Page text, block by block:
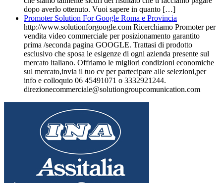
dopo averlo ottenuto. Vuoi sapere in quanto […]
Promoter Solution For Google Roma e Provincia
http://www.solutionforgoogle.com Ricerchiamo Promoter per
vendita video commerciale per posizionamento garantito
prima /seconda pagina GOOGLE. Trattasi di prodotto
esclusivo che sposa le esigenze di ogni azienda presente sul
mercato italiano. Offriamo le migliori condizioni economiche
sul mercato,invia il tuo cv per partecipare alle selezioni,per
info e colloquio 06 45491071 o 3332921244.
direzionecommerciale@solutiongroupcomunication.com